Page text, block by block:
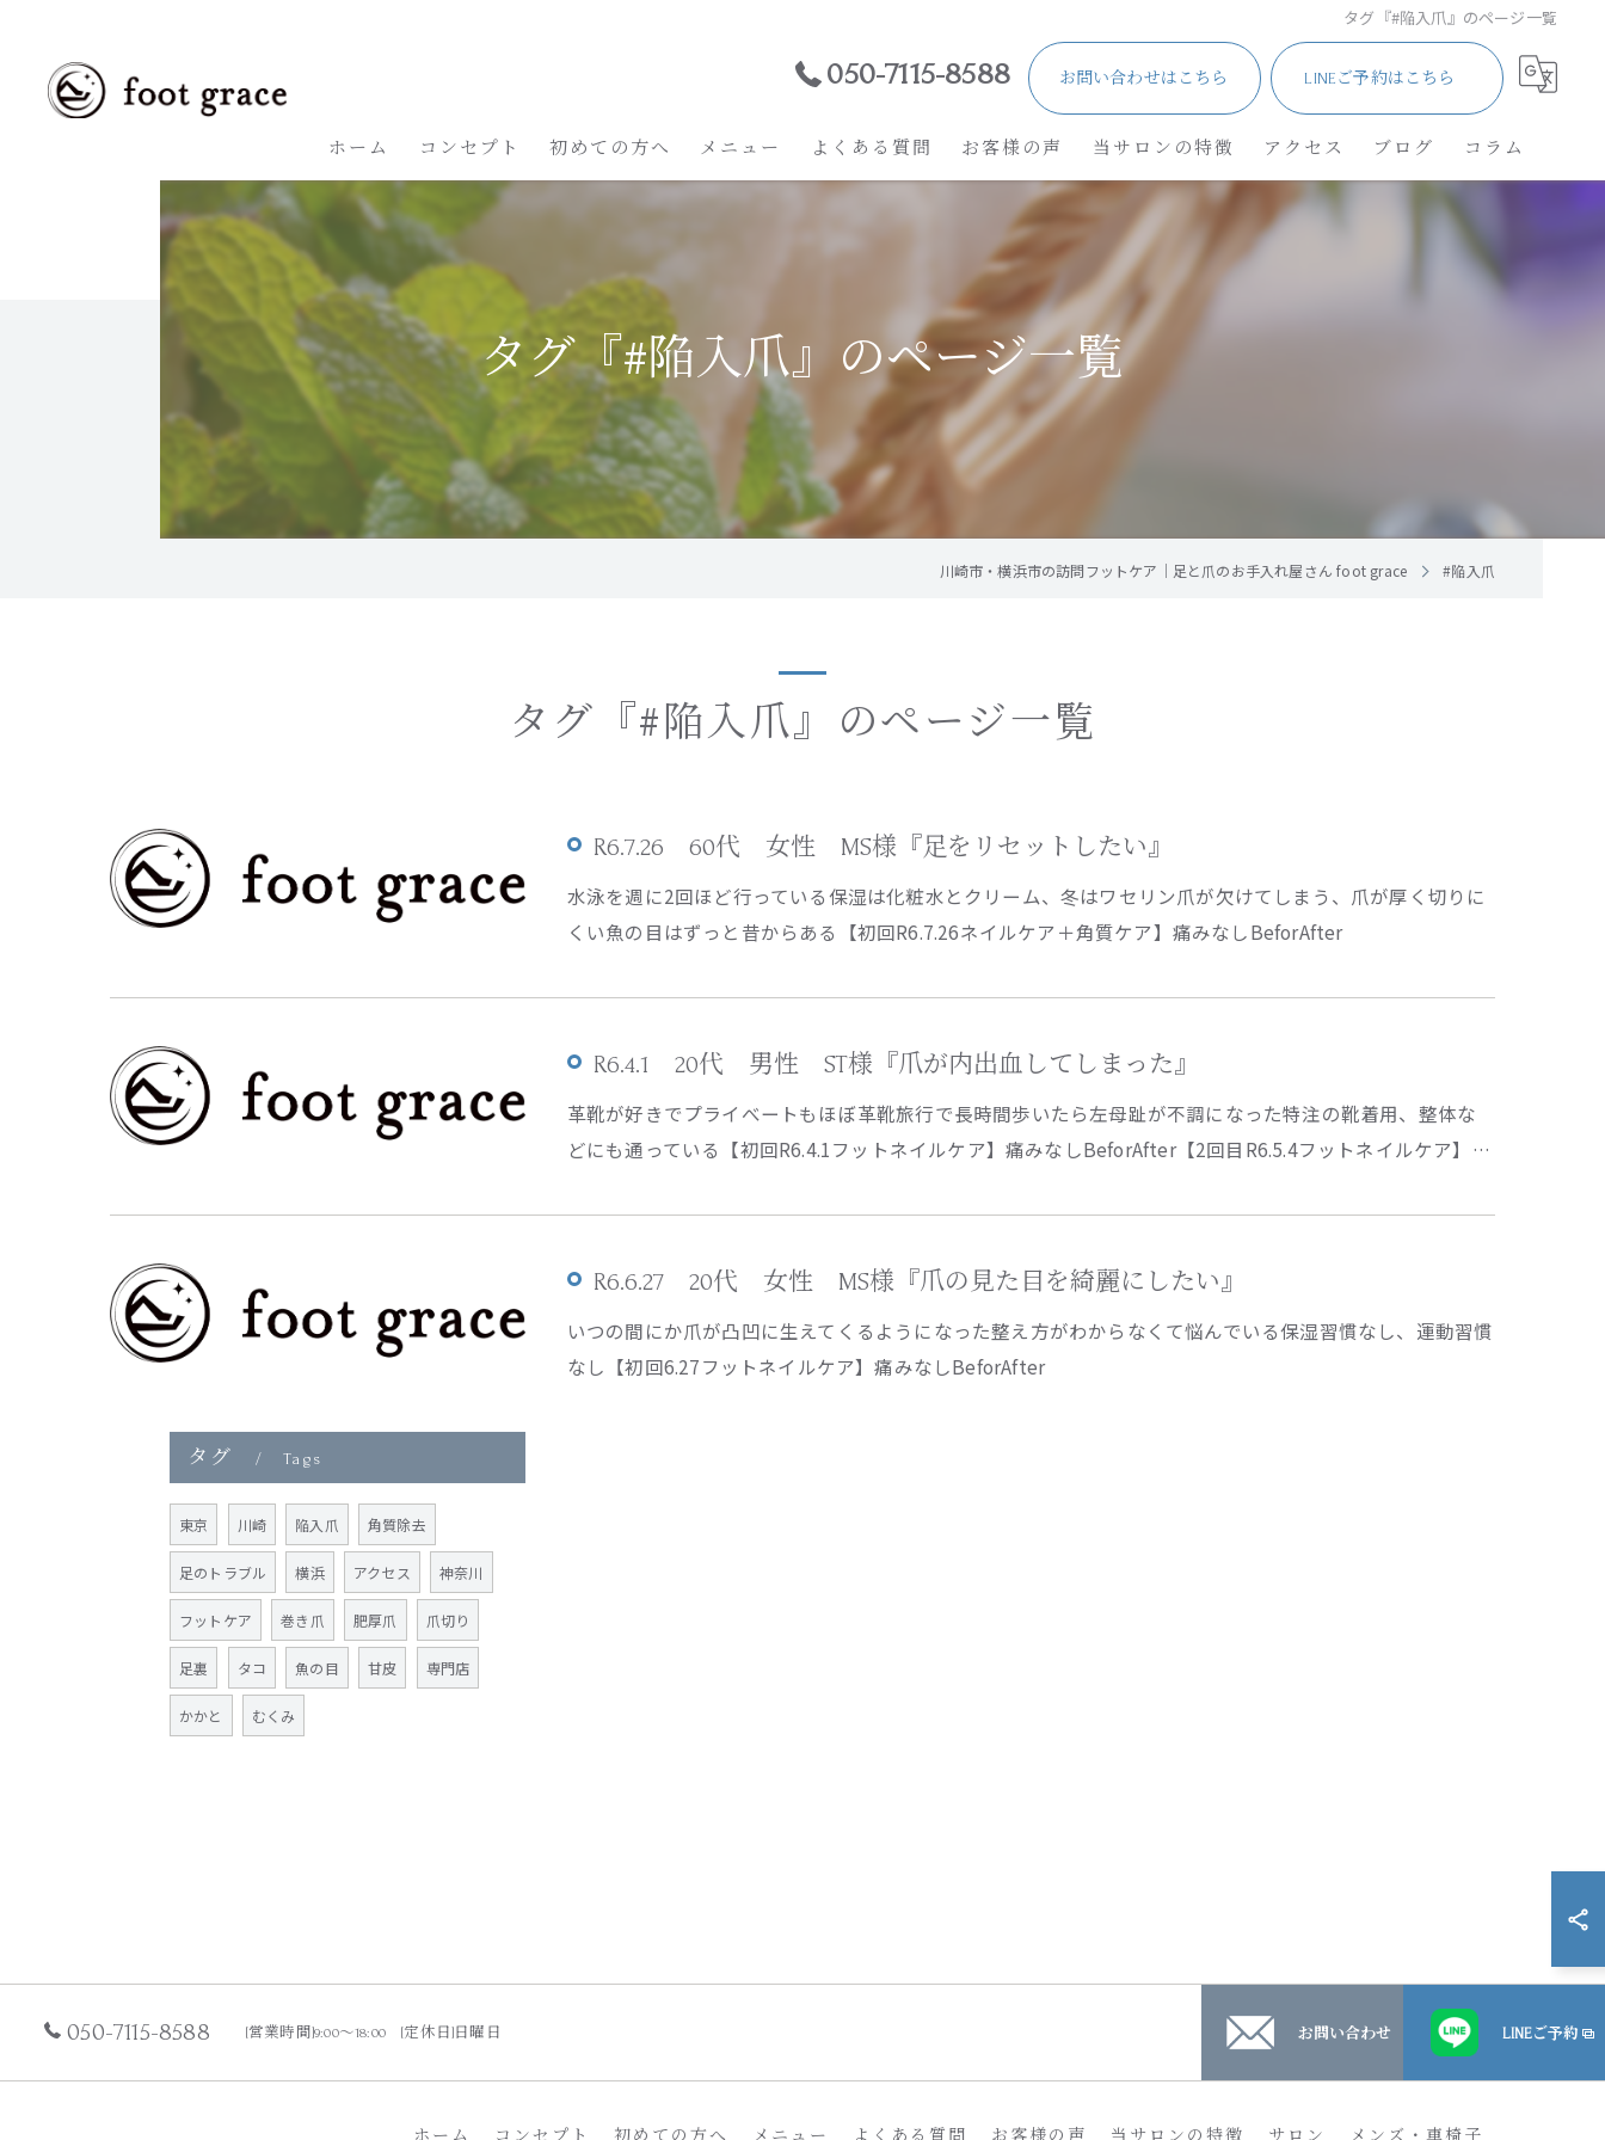
タグ『#陥入爪』のページ一覧
050-7115-8588 お問い合わせはこちら LINEご予約はこちら
ホーム コンセプト 初めての方へ メニュー よくある質問 お客様の声 当サロンの特徴
サロン
メンズ・車椅子
ネイル
角質除去
アクセス ブログ コラム
タグ『#陥入爪』のページ一覧
川崎市・横浜市の訪問フットケア｜足と爪のお手入れ屋さん foot grace #陥入爪
タグ『#陥入爪』のページ一覧
R6.7.26 60代 女性 MS様『足をリセットしたい』
水泳を週に2回ほど行っている保湿は化粧水とクリーム、冬はワセリン爪が欠けてしまう、爪が厚く切りに
くい魚の目はずっと昔からある【初回R6.7.26ネイルケア＋角質ケア】痛みなしBeforAfter
R6.4.1 20代 男性 ST様『爪が内出血してしまった』
革靴が好きでプライべートもほぼ革靴旅行で長時間歩いたら左母趾が不調になった特注の靴着用、整体な
どにも通っている【初回R6.4.1フットネイルケア】痛みなしBeforAfter【2回目R6.5.4フットネイルケア】…
R6.6.27 20代 女性 MS様『爪の見た目を綺麗にしたい』
いつの間にか爪が凸凹に生えてくるようになった整え方がわからなくて悩んでいる保湿習慣なし、運動習慣
なし【初回6.27フットネイルケア】痛みなしBeforAfter
タグ Tags
東京 川崎 陥入爪 角質除去
足のトラブル 横浜 アクセス 神奈川
フットケア 巻き爪 肥厚爪 爪切り
足裏 タコ 魚の目 甘皮 専門店
かかと むくみ
050-7115-8588 [営業時間]9:00〜18:00 [定休日]日曜日 お問い合わせ LINEご予約
ホーム コンセプト 初めての方へ メニュー よくある質問 お客様の声 当サロンの特徴 サロン メンズ・車椅子